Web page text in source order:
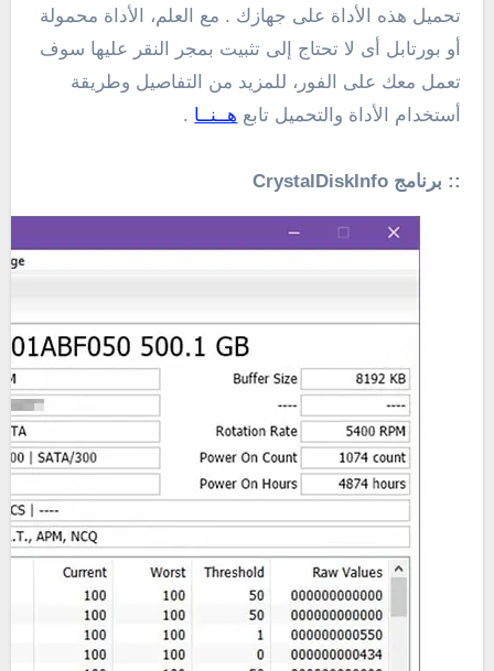
تحميل هذه الأداة على جهازك . مع العلم، الأداة محمولة
أو بورتابل أى لا تحتاج إلى تثبيت بمجر النقر عليها سوف
تعمل معك على الفور، للمزيد من التفاصيل وطريقة
أستخدام الأداة والتحميل تابع هــنــا .
:: برنامج CrystalDiskInfo